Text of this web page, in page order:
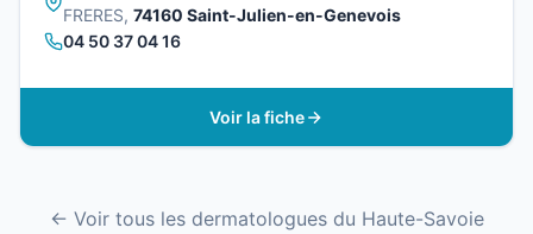
FRERES, 74160 Saint-Julien-en-Genevois
04 50 37 04 16
Voir la fiche
← Voir tous les dermatologues du Haute-Savoie